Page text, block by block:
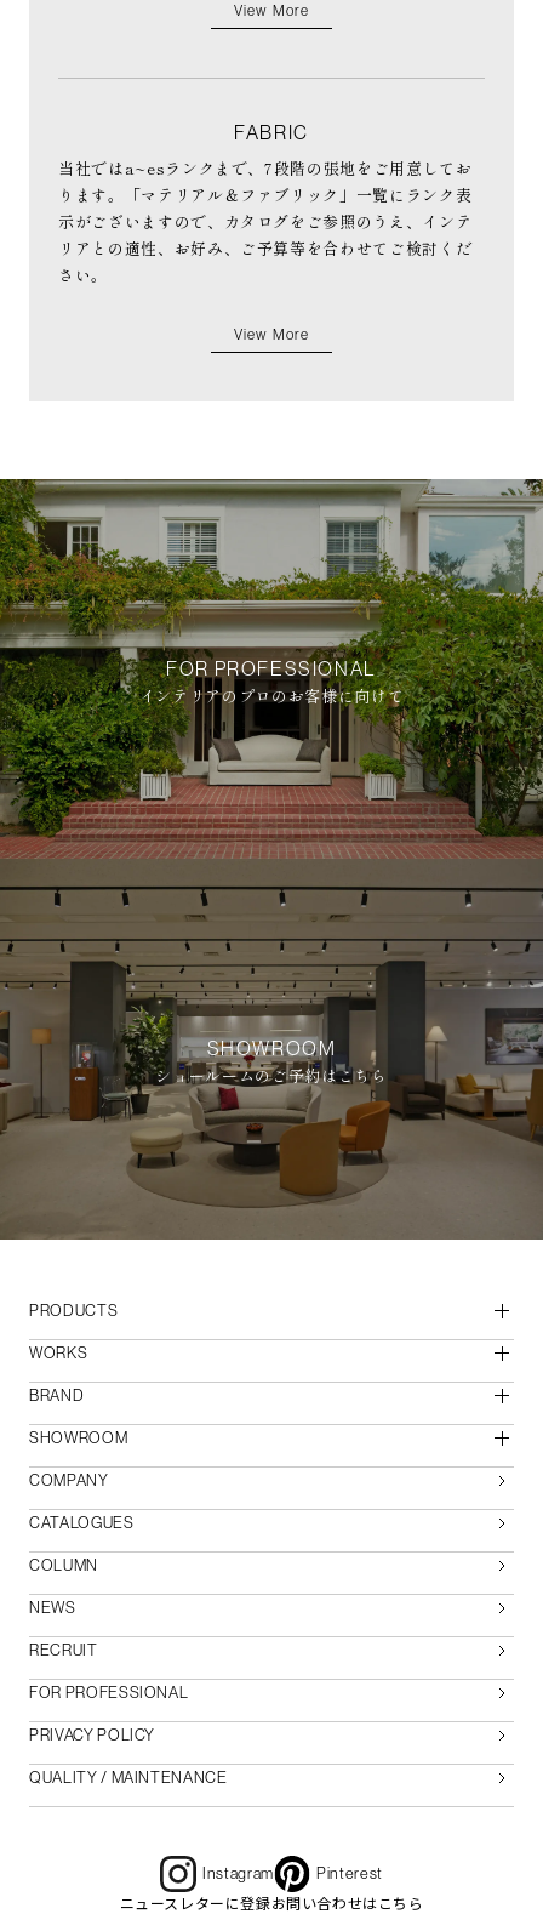
View More
FABRIC
当社ではa~esランクまで、7段階の張地をご用意してお
ります。「マテリアル＆ファブリック」一覧にランク表
示がございますので、カタログをご参照のうえ、インテ
リアとの適性、お好み、ご予算等を合わせてご検討くだ
さい。
View More
FOR PROFESSIONAL
インテリアのプロのお客様に向けて
SHOWROOM
ショールームのご予約はこちら
PRODUCTS
WORKS
BRAND
SHOWROOM
COMPANY
CATALOGUES
COLUMN
NEWS
RECRUIT
FOR PROFESSIONAL
PRIVACY POLICY
QUALITY / MAINTENANCE
Instagram Pinterest
ニュースレターに登録お問い合わせはこちら